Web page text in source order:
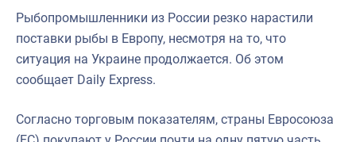
Рыбопромышленники из России резко нарастили
поставки рыбы в Европу, несмотря на то, что
ситуация на Украине продолжается. Об этом
сообщает Daily Express.
Согласно торговым показателям, страны Евросоюза